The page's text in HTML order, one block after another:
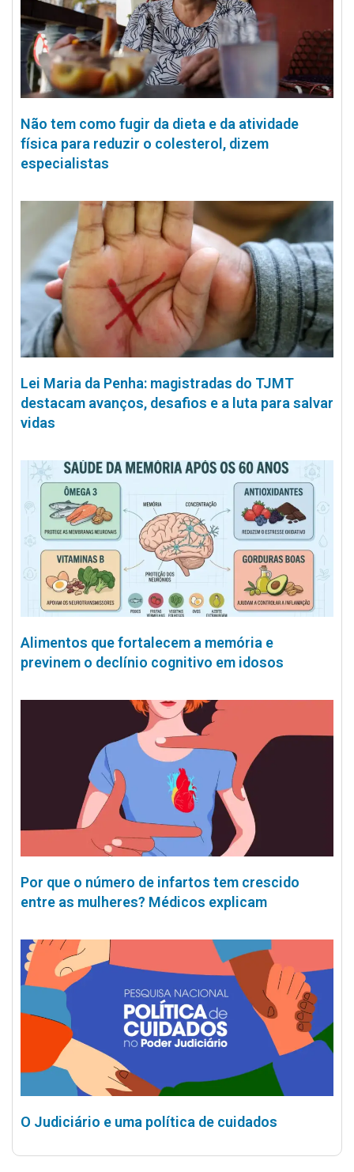
Não tem como fugir da dieta e da atividade
física para reduzir o colesterol, dizem
especialistas
Lei Maria da Penha: magistradas do TJMT
destacam avanços, desafios e a luta para salvar
vidas
Alimentos que fortalecem a memória e
previnem o declínio cognitivo em idosos
Por que o número de infartos tem crescido
entre as mulheres? Médicos explicam
O Judiciário e uma política de cuidados